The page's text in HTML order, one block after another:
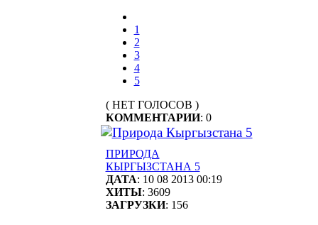
1
2
3
4
5
( НЕТ ГОЛОСОВ )
КОММЕНТАРИИ: 0
ПРИРОДА
КЫРГЫЗСТАНА 5
ДАТА: 10 08 2013 00:19
ХИТЫ: 3609
ЗАГРУЗКИ: 156